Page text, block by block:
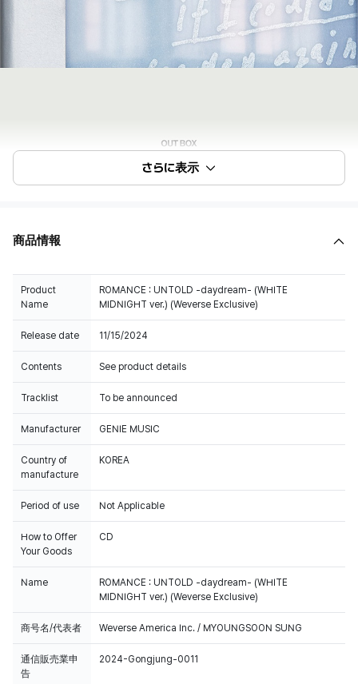
さらに表示
商品情報
Product
Name
ROMANCE : UNTOLD -daydream- (WHITE
MIDNIGHT ver.) (Weverse Exclusive)
Release date 11/15/2024
Contents See product details
Tracklist To be announced
Manufacturer GENIE MUSIC
Country of
manufacture
KOREA
Period of use Not Applicable
How to Offer
Your Goods
CD
Name
ROMANCE : UNTOLD -daydream- (WHITE
MIDNIGHT ver.) (Weverse Exclusive)
商号名/代表者 Weverse America Inc. / MYOUNGSOON SUNG
通信販売業申
告
2024-Gongjung-0011